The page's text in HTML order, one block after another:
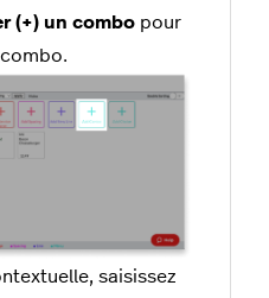
(+) un combo pour
saisissez